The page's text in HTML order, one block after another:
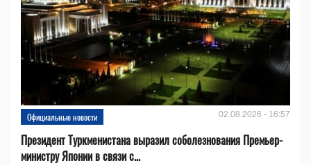
Официальные новости 02.08.2026 - 16:57
Президент Туркменистана выразил соболезнования Премьер-
министру Японии в связи с...